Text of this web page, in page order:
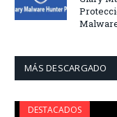
MÁS DESCARGADO
DESTACADOS